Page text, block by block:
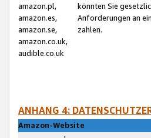
amazon.pl,
amazon.es,
amazon.se,
amazon.co.uk,
audible.co.uk
könnten Sie
Anforderungen an
zahlen.
ANHANG 4:
Amazon-Website